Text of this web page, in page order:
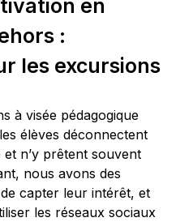
en
:
les excursions
à visée pédagogique
élèves déconnectent
n’y prêtent souvent
nous avons des
capter leur intérêt, et
les réseaux sociaux